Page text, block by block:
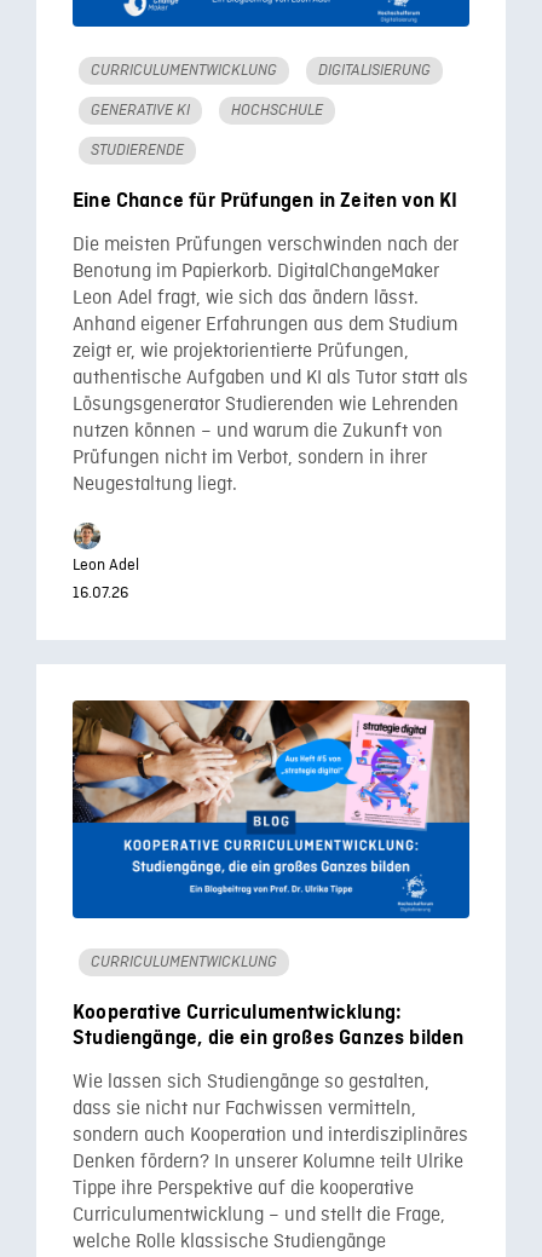
CURRICULUMENTWICKLUNG DIGITALISIERUNG
GENERATIVE KI HOCHSCHULE
STUDIERENDE
Eine Chance für Prüfungen in Zeiten von KI
Die meisten Prüfungen verschwinden nach der
Benotung im Papierkorb. DigitalChangeMaker
Leon Adel fragt, wie sich das ändern lässt.
Anhand eigener Erfahrungen aus dem Studium
zeigt er, wie projektorientierte Prüfungen,
authentische Aufgaben und KI als Tutor statt als
Lösungsgenerator Studierenden wie Lehrenden
nutzen können – und warum die Zukunft von
Prüfungen nicht im Verbot, sondern in ihrer
Neugestaltung liegt.
Leon Adel
16.07.26
CURRICULUMENTWICKLUNG
Kooperative Curriculumentwicklung:
Studiengänge, die ein großes Ganzes bilden
Wie lassen sich Studiengänge so gestalten,
dass sie nicht nur Fachwissen vermitteln,
sondern auch Kooperation und interdisziplinäres
Denken fördern? In unserer Kolumne teilt Ulrike
Tippe ihre Perspektive auf die kooperative
Curriculumentwicklung – und stellt die Frage,
welche Rolle klassische Studiengänge